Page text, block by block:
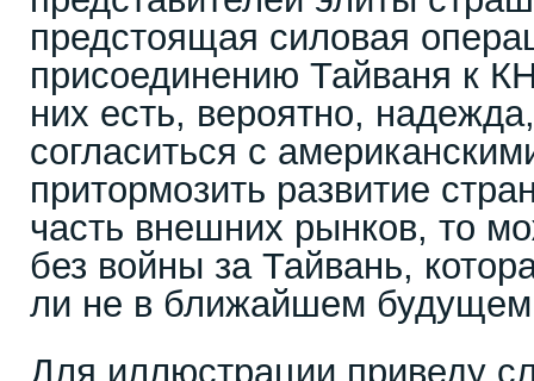
предстоящая силовая
присоединению Тайваня к
них есть, вероятно,
согласиться с
притормозить развитие
часть внешних рынков, то
без войны за Тайвань,
ли не в ближайшем
Для иллюстрации приведу